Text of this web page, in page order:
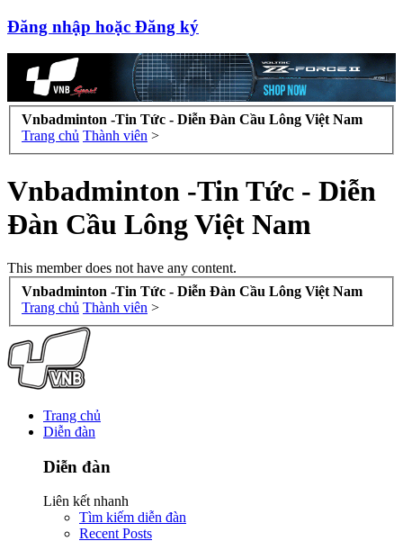
Đăng nhập hoặc Đăng ký
Vnbadminton -Tin Tức - Diễn Đàn Cầu Lông Việt Nam
Trang chủ Thành viên >
Vnbadminton -Tin Tức - Diễn
Đàn Cầu Lông Việt Nam
This member does not have any content.
Vnbadminton -Tin Tức - Diễn Đàn Cầu Lông Việt Nam
Trang chủ Thành viên >
Trang chủ
Diễn đàn
Diễn đàn
Liên kết nhanh
Tìm kiếm diễn đàn
Recent Posts